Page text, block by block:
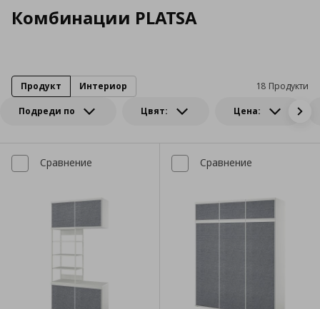
Комбинации PLATSA
Подреди по Цвят: Цена:
18 Продукти
Продукт Интериор
Сравнение Сравнение